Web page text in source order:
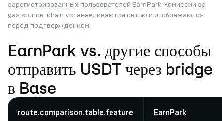
зарегистрированных пользователей EarnPark. Комиссии за
gas source-chain устанавливаются сетью и отображаются
перед подтверждением.
EarnPark vs. другие способы
отправить USDT через bridge
в Base
route.comparison.table.feature EarnPark